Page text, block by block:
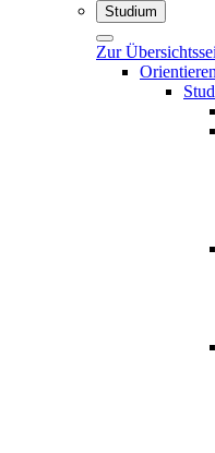
Studium
Zur